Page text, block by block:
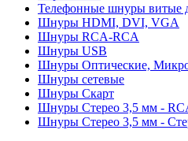
Телефонные шнуры витые
Шнуры HDMI, DVI, VGA
Шнуры RCA-RCA
Шнуры USB
Шнуры Оптические,
Шнуры сетевые
Шнуры Скарт
Шнуры Стерео 3,5 мм -
Шнуры Стерео 3,5 мм -